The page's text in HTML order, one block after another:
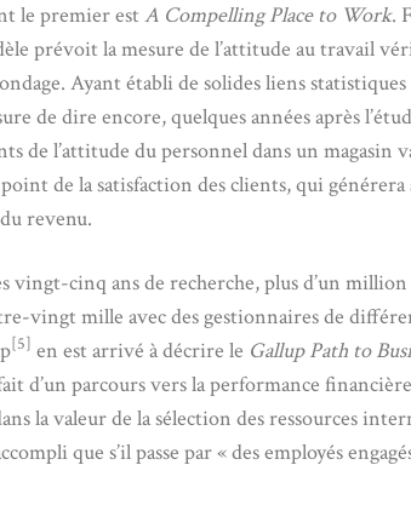
le premier est A Compelling Place to Work.
prévoit la mesure de l’attitude au travail
Ayant établi de solides liens statistiques
de dire encore, quelques années après
de l’attitude du personnel dans un magasin
de la satisfaction des clients, qui
revenu.
vingt-cinq ans de recherche, plus d’un million
vingt mille avec des gestionnaires de
[5] en est arrivé à décrire le Gallup Path to
d’un parcours vers la performance
la valeur de la sélection des ressources
que s’il passe par « des employés